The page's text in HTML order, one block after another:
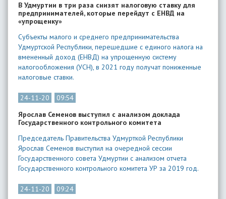
В Удмуртии в три раза снизят налоговую ставку для
предпринимателей, которые перейдут с ЕНВД на
«упрощенку»
Субъекты малого и среднего предпринимательства
Удмуртской Республики, перешедшие с единого налога на
вмененный доход (ЕНВД) на упрощенную систему
налогообложения (УСН), в 2021 году получат пониженные
налоговые ставки.
24-11-20
09:54
Ярослав Семенов выступил с анализом доклада
Государственного контрольного комитета
Председатель Правительства Удмурткой Республики
Ярослав Семенов выступил на очередной сессии
Государственного совета Удмуртии с анализом отчета
Государственного контрольного комитета УР за 2019 год.
24-11-20
09:24